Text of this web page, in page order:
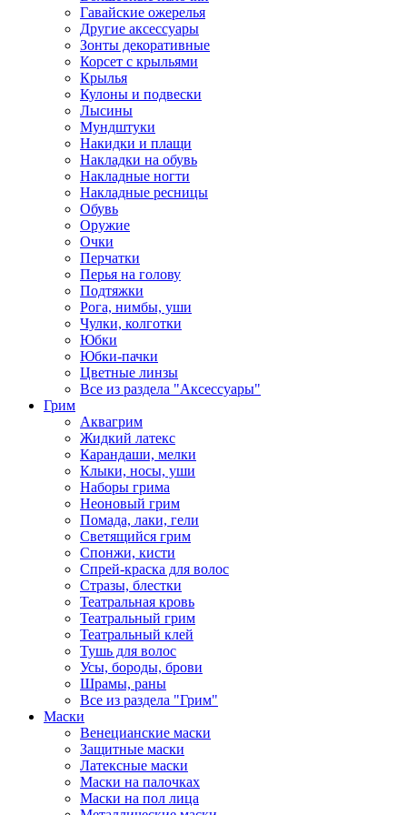
Гавайские ожерелья
Другие аксессуары
Зонты декоративные
Корсет с крыльями
Крылья
Кулоны и подвески
Лысины
Мундштуки
Накидки и плащи
Накладки на обувь
Накладные ногти
Накладные ресницы
Обувь
Оружие
Очки
Перчатки
Перья на голову
Подтяжки
Рога, нимбы, уши
Чулки, колготки
Юбки
Юбки-пачки
Цветные линзы
Все из раздела "Аксессуары"
Грим
Аквагрим
Жидкий латекс
Карандаши, мелки
Клыки, носы, уши
Наборы грима
Неоновый грим
Помада, лаки, гели
Светящийся грим
Спонжи, кисти
Спрей-краска для волос
Стразы, блестки
Театральная кровь
Театральный грим
Театральный клей
Тушь для волос
Усы, бороды, брови
Шрамы, раны
Все из раздела "Грим"
Маски
Венецианские маски
Защитные маски
Латексные маски
Маски на палочках
Маски на пол лица